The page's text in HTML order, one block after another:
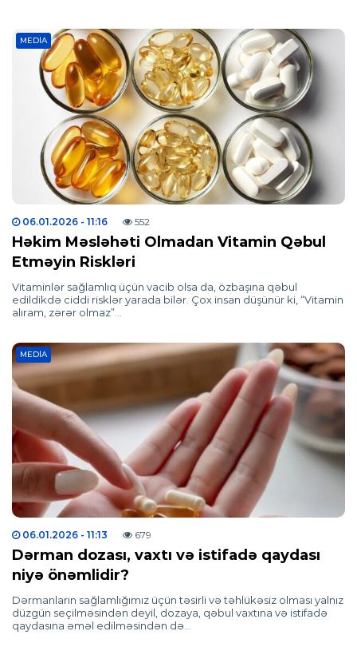
MEDIA
06.01.2026 - 11:16 552
Həkim Məsləhəti Olmadan Vitamin Qəbul
Etməyin Riskləri
Vitaminlər sağlamlıq üçün vacib olsa da, özbaşına qəbul
edildikdə ciddi risklər yarada bilər. Çox insan düşünür ki, “Vitamin
alıram, zərər olmaz”…
MEDIA
06.01.2026 - 11:13 679
Dərman dozası, vaxtı və istifadə qaydası
niyə önəmlidir?
Dərmanların sağlamlığımız üçün təsirli və təhlükəsiz olması yalnız
düzgün seçilməsindən deyil, dozaya, qəbul vaxtına və istifadə
qaydasına əməl edilməsindən də…